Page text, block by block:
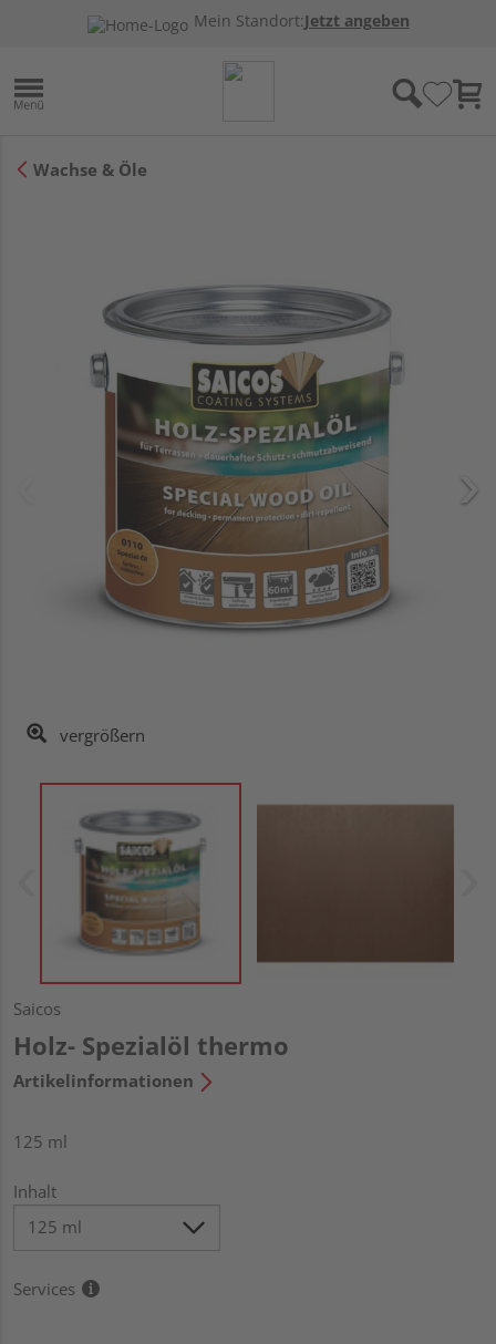
Mein Standort:Jetzt angeben
Wachse & Öle
vergrößern
Saicos
Holz- Spezialöl thermo
Artikelinformationen
125 ml
Inhalt
Services